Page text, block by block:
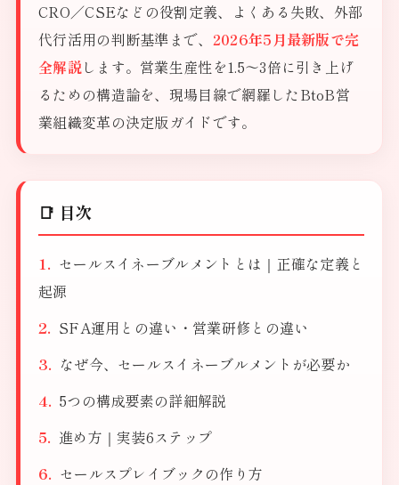
CRO／CSEなどの役割定義、よくある失敗、外部
代行活用の判断基準まで、 2026年5月最新版で完
全解説します。営業生産性を1.5〜3倍に引き上げ
るための構造論を、現場目線で網羅したBtoB営
業組織変革の決定版ガイドです。
📑 目次
セールスイネーブルメントとは｜正確な定義と
起源
SFA運用との違い・営業研修との違い
なぜ今、セールスイネーブルメントが必要か
5つの構成要素の詳細解説
進め方｜実装6ステップ
セールスプレイブックの作り方